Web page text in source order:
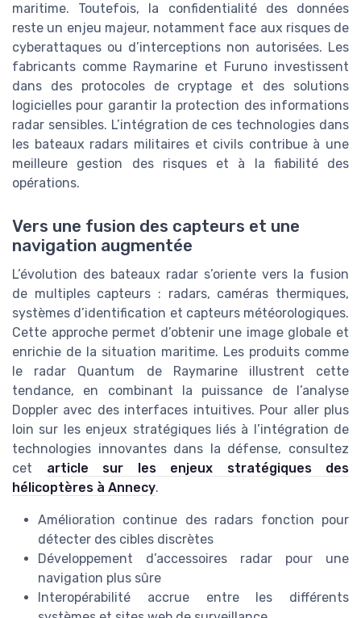
maritime. Toutefois, la confidentialité des données
reste un enjeu majeur, notamment face aux risques de
cyberattaques ou d’interceptions non autorisées. Les
fabricants comme Raymarine et Furuno investissent
dans des protocoles de cryptage et des solutions
logicielles pour garantir la protection des informations
radar sensibles. L’intégration de ces technologies dans
les bateaux radars militaires et civils contribue à une
meilleure gestion des risques et à la fiabilité des
opérations.
Vers une fusion des capteurs et une
navigation augmentée
L’évolution des bateaux radar s’oriente vers la fusion
de multiples capteurs : radars, caméras thermiques,
systèmes d’identification et capteurs météorologiques.
Cette approche permet d’obtenir une image globale et
enrichie de la situation maritime. Les produits comme
le radar Quantum de Raymarine illustrent cette
tendance, en combinant la puissance de l’analyse
Doppler avec des interfaces intuitives. Pour aller plus
loin sur les enjeux stratégiques liés à l’intégration de
technologies innovantes dans la défense, consultez
cet article sur les enjeux stratégiques des
hélicoptères à Annecy.
Amélioration continue des radars fonction pour
détecter des cibles discrètes
Développement d’accessoires radar pour une
navigation plus sûre
Interopérabilité accrue entre les différents